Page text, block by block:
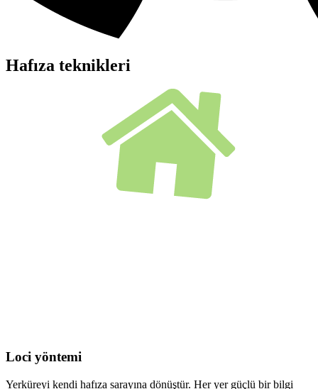
Hafıza teknikleri
Loci yöntemi
Yerküreyi kendi hafıza sarayına dönüştür. Her yer güçlü bir bilgi